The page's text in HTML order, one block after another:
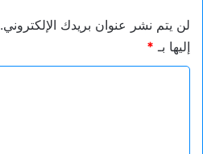
لن يتم نشر عنوان بريدك الإلكتروني.
إليها بـ *